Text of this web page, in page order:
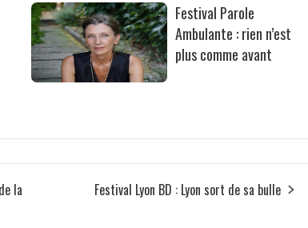
Festival Parole
Ambulante : rien n’est
plus comme avant
la
Festival Lyon BD : Lyon sort de sa bulle